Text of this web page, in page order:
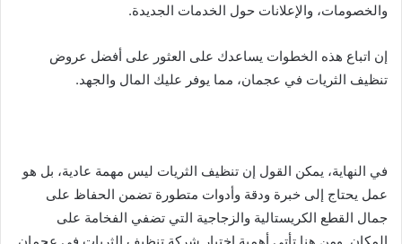
والخصومات، والإعلانات حول الخدمات الجديدة.
إن اتباع هذه الخطوات يساعدك على العثور على أفضل عروض
تنظيف الثريات في عجمان، مما يوفر عليك المال والجهد.
في النهاية، يمكن القول إن تنظيف الثريات ليس مهمة عادية، بل هو
عمل يحتاج إلى خبرة ودقة وأدوات متطورة تضمن الحفاظ على
جمال القطع الكريستالية والزجاجية التي تضفي الفخامة على